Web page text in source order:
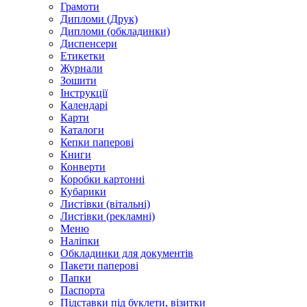
Грамоти
Дипломи (Друк)
Дипломи (обкладинки)
Диспенсери
Етикетки
Журнали
Зошити
Інструкції
Календарі
Карти
Каталоги
Кепки паперові
Книги
Конверти
Коробки картонні
Кубарики
Листівки (вітальні)
Листівки (рекламні)
Меню
Наліпки
Обкладинки для документів
Пакети паперові
Папки
Паспорта
Підставки під буклети, візитки